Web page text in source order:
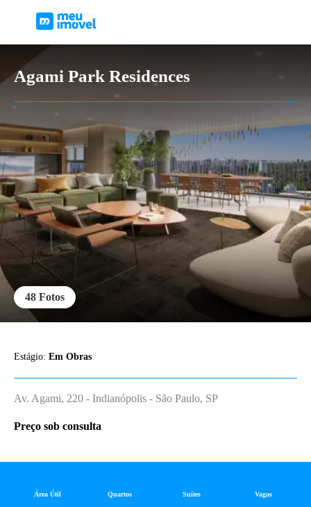
Agami Park Residences
48 Fotos
Área Útil Quartos Suítes Vagas
Estágio: Em Obras
Av. Agami, 220 - Indianópolis - São Paulo, SP
Preço sob consulta